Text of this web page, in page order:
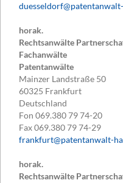
horak.
Rechtsanwälte
Fachanwälte
Patentanwälte
Mainzer Landstraße 50
60325 Frankfurt
Deutschland
Fon 069.380 79 74-20
Fax069.380 79 74-29
frankfurt@patentanwalt-
horak.
Rechtsanwälte